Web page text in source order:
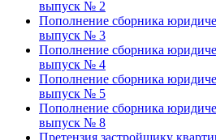
выпуск № 2
Пополнение сборника
выпуск № 3
Пополнение сборника
выпуск № 4
Пополнение сборника
выпуск № 5
Пополнение сборника
выпуск № 8
Претензия застройщику